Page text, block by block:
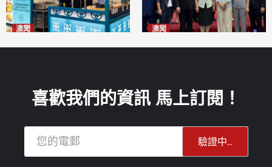
澳聞 澳聞
喜歡我們的資訊 馬上訂閱！